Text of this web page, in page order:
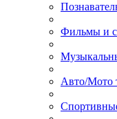
Фильмы и
Авто/Мото